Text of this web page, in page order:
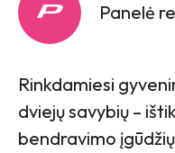
Panelė
Rinkdamiesi
dviejų savybių –
bendravimo